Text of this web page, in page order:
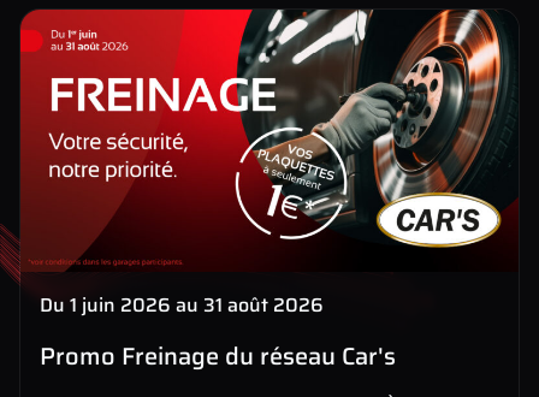
Du 1 juin 2026 au 31 août 2026
Promo Freinage du réseau Car's